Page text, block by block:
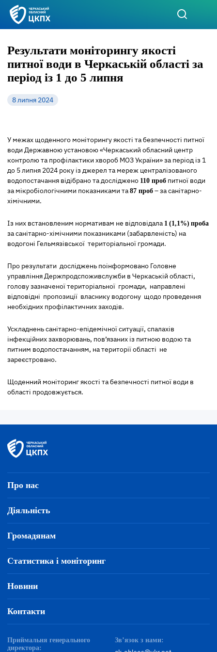
Результати моніторингу якості
питної води в Черкаській області за
період із 1 до 5 липня
8 липня 2024
У межах щоденного моніторингу якості та безпечності питної
води Державною установою «Черкаський обласний центр
контролю та профілактики хвороб МОЗ України» за період із 1
до 5 липня 2024 року із джерел та мереж централізованого
водопостачання відібрано та досліджено 110 проб питної води
за мікробіологічними показниками та 87 проб – за санітарно-
хімічними.
Із них встановленим нормативам не відповідала 1 (1,1%) проба
за санітарно-хімічними показниками (забарвленість) на
водогоні Гельмязівської територіальної громади.
Про результати досліджень поінформовано Головне
управління Держпродспоживслужби в Черкаській області,
голову зазначеної територіальної громади, направлені
відповідні пропозиції власнику водогону щодо проведення
необхідних профілактичних заходів.
Ускладнень санітарно-епідемічної ситуації, спалахів
інфекційних захворювань, пов’язаних із питною водою та
питним водопостачанням, на території області не
зареєстровано.
Щоденний моніторинг якості та безпечності питної води в
області продовжується.
Про нас
Діяльність
Громадянам
Статистика і моніторинг
Новини
Контакти
Приймальня генерального
директора:
Зв’язок з нами: